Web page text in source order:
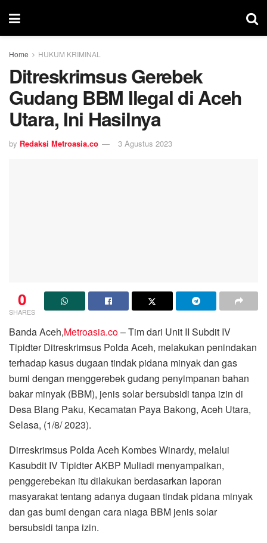
Home HUKUM KRIMINAL
Ditreskrimsus Gerebek
Gudang BBM Ilegal di Aceh
Utara, Ini Hasilnya
by Redaksi Metroasia.co 3 Agustus 2023
0
SHARES
Banda Aceh,Metroasia.co– Tim dari Unit II Subdit IV
Tipidter Ditreskrimsus Polda Aceh, melakukan penindakan
terhadap kasus dugaan tindak pidana minyak dan gas
bumi dengan menggerebek gudang penyimpanan bahan
bakar minyak (BBM), jenis solar bersubsidi tanpa izin di
Desa Blang Paku, Kecamatan Paya Bakong, Aceh Utara,
Selasa, (1/8/ 2023).
Dirreskrimsus Polda Aceh Kombes Winardy, melalui
Kasubdit IV Tipidter AKBP Muliadi menyampaikan,
penggerebekan itu dilakukan berdasarkan laporan
masyarakat tentang adanya dugaan tindak pidana minyak
dan gas bumi dengan cara niaga BBM jenis solar
bersubsidi tanpa izin.